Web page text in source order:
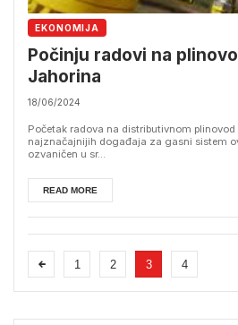
EKONOMIJA
Počinju radovi na
Jahorina
18/06/2024
Početak radova na distributivnom
najznačajnijih događaja za gasni sistem
ozvaničen u sr...
READ MORE
1 2 3 4